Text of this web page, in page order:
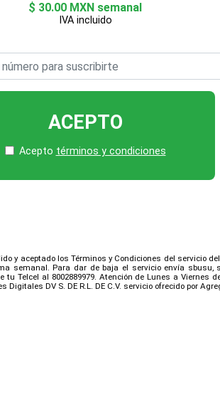
$ 30.00 MXN semanal
IVA incluido
ACEPTO
Acepto términos y condiciones
y aceptado los Términos y Condiciones del servicio
semanal. Para dar de baja el servicio envía sbusu,
Telcel al 8002889979. Atención de Lunes a Viernes
DV S. DE R.L. DE C.V. servicio ofrecido por